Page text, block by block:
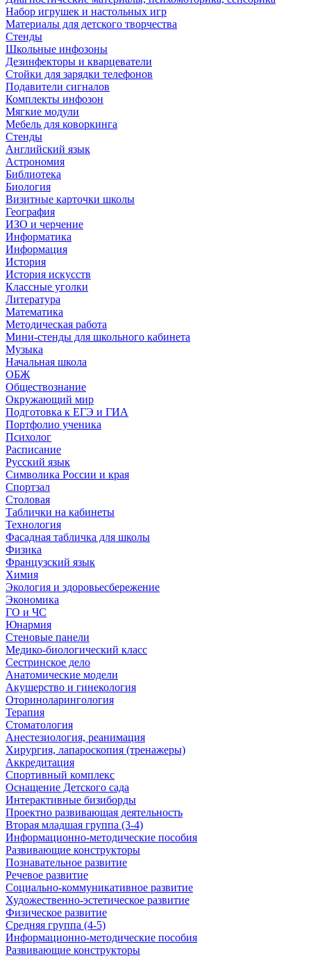
Набор игрушек и настольных игр
Материалы для детского творчества
Стенды
Школьные инфозоны
Дезинфекторы и кварцеватели
Стойки для зарядки телефонов
Подавители сигналов
Комплекты инфозон
Мягкие модули
Мебель для коворкинга
Стенды
Английский язык
Астрономия
Библиотека
Биология
Визитные карточки школы
География
ИЗО и черчение
Информатика
Информация
История
История искусств
Классные уголки
Литература
Математика
Методическая работа
Мини-стенды для школьного кабинета
Музыка
Начальная школа
ОБЖ
Обществознание
Окружающий мир
Подготовка к ЕГЭ и ГИА
Портфолио ученика
Психолог
Расписание
Русский язык
Символика России и края
Спортзал
Столовая
Таблички на кабинеты
Технология
Фасадная табличка для школы
Физика
Французский язык
Химия
Экология и здоровьесбережение
Экономика
ГО и ЧС
Юнармия
Стеновые панели
Медико-биологический класс
Сестринское дело
Анатомические модели
Акушерство и гинекология
Оториноларингология
Терапия
Стоматология
Анестезиология, реанимация
Хирургия, лапароскопия (тренажеры)
Аккредитация
Спортивный комплекс
Оснащение Детского сада
Интерактивные бизиборды
Проектно развивающая деятельность
Вторая младшая группа (3-4)
Информационно-методические пособия
Развивающие конструкторы
Познавательное развитие
Речевое развитие
Социально-коммуникативное развитие
Художественно-эстетическое развитие
Физическое развитие
Средняя группа (4-5)
Информационно-методические пособия
Развивающие конструкторы